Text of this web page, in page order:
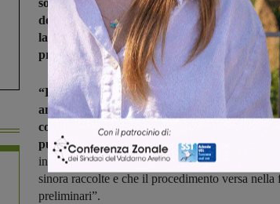
sostanze classificate come dannose per la
della società è stato denunciato alla Procura
la violazione della specifica normativa in
prodotti.
“L’attività di servizio appena conclusa
ambito delle iniziativepromosse dalla
contrasto dei traffici illeciti ed a tutela della
pubblica– spiega la guardia di finanza – Al
iniziative investigative assunte si basano sulle
sinora raccolte e che il procedimento versa nella
preliminari”.